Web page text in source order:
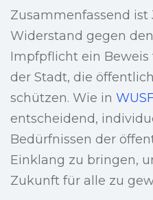
Zusammenfassend ist
Widerstand gegen
Impfpflicht ein
der Stadt, die
schützen. Wie in
entscheidend,
Bedürfnissen der
Einklang zu bringen,
Zukunft für alle zu